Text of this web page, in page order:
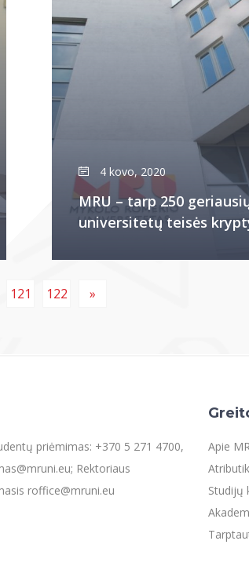
4 kovo, 2020
MRU – tarp 250
universitetų teisės
121 122 »
priėmimas: +370 5 271 4700,
Rektoriaus
roffice@mruni.eu
Apie
Studijų